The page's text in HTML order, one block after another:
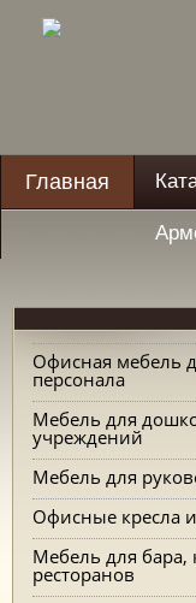
Главная
Офисная мебель
персонала
Мебель для
учреждений
Мебель для
Офисные кресла и
Мебель для бара,
ресторанов